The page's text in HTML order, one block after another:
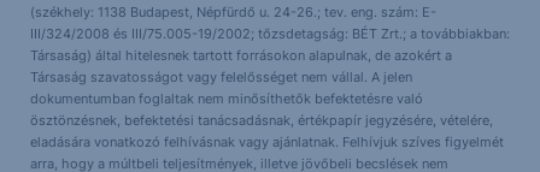
(székhely: 1138 Budapest, Népfürdő u. 24-26.; tev. eng. szám: E-
III/324/2008 és III/75.005-19/2002; tőzsdetagság: BÉT Zrt.; a továbbiakban:
Társaság) által hitelesnek tartott forrásokon alapulnak, de azokért a
Társaság szavatosságot vagy felelősséget nem vállal. A jelen
dokumentumban foglaltak nem minősíthetők befektetésre való
ösztönzésnek, befektetési tanácsadásnak, értékpapír jegyzésére, vételére,
eladására vonatkozó felhívásnak vagy ajánlatnak. Felhívjuk szíves figyelmét
arra, hogy a múltbeli teljesítmények, illetve jövőbeli becslések nem